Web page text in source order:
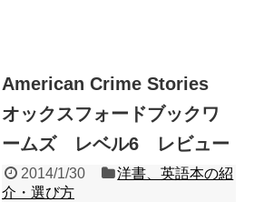
American Crime Stories
オックスフォードブックワ
ームズ レベル6 レビュー
2014/1/30
洋書、英語本の紹
介・選び方